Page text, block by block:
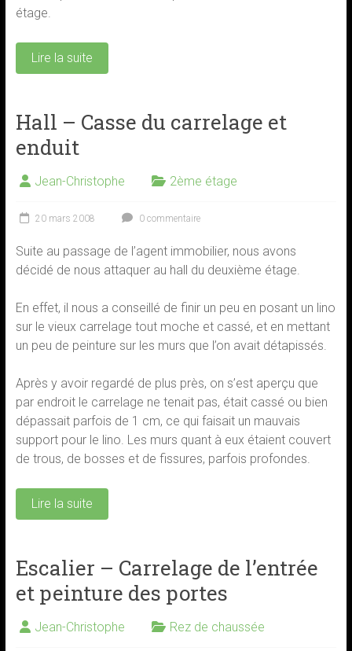
étage.
Lire la suite
Hall – Casse du carrelage et
enduit
Jean-Christophe 2ème étage
20 mars 2008 0 commentaire
Suite au passage de l’agent immobilier, nous avons
décidé de nous attaquer au hall du deuxième étage.
En effet, il nous a conseillé de finir un peu en posant un lino
sur le vieux carrelage tout moche et cassé, et en mettant
un peu de peinture sur les murs que l’on avait détapissés.
Après y avoir regardé de plus près, on s’est aperçu que
par endroit le carrelage ne tenait pas, était cassé ou bien
dépassait parfois de 1 cm, ce qui faisait un mauvais
support pour le lino. Les murs quant à eux étaient couvert
de trous, de bosses et de fissures, parfois profondes.
Lire la suite
Escalier – Carrelage de l’entrée
et peinture des portes
Jean-Christophe Rez de chaussée